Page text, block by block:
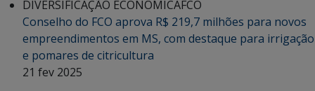
DIVERSIFICAÇÃO ECONÔMICAFCO
Conselho do FCO aprova R$ 219,7 milhões para novos
empreendimentos em MS, com destaque para irrigação
e pomares de citricultura
21 fev 2025